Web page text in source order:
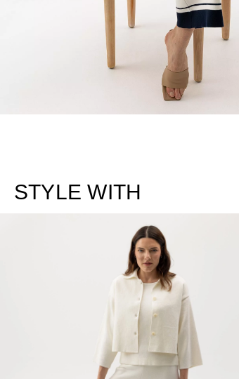
STYLE WITH